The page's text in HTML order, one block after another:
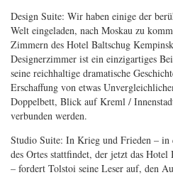
Design Suite: Wir haben einige der
Welt eingeladen, nach Moskau zu
Zimmern des Hotel Baltschug
Designerzimmer ist ein einzigartiges
seine reichhaltige dramatische
Erschaffung von etwas
Doppelbett, Blick auf Kreml /
verbunden werden.
Studio Suite: In Krieg und Frieden –
des Ortes stattfindet, der jetzt das
– fordert Tolstoi seine Leser auf, den